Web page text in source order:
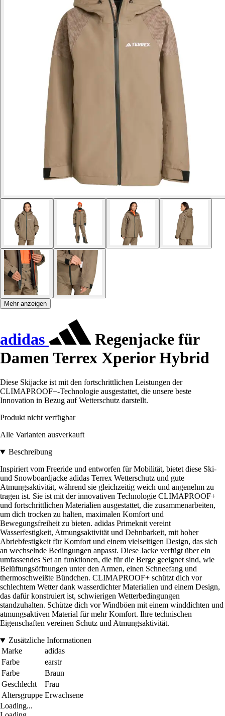
Mehr anzeigen
adidas
Regenjacke für
Damen Terrex Xperior Hybrid
Diese Skijacke ist mit den fortschrittlichen Leistungen der
CLIMAPROOF+-Technologie ausgestattet, die unsere beste
Innovation in Bezug auf Wetterschutz darstellt.
Produkt nicht verfügbar
Alle Varianten ausverkauft
Beschreibung
Inspiriert vom Freeride und entworfen für Mobilität, bietet diese Ski-
und Snowboardjacke adidas Terrex Wetterschutz und gute
Atmungsaktivität, während sie gleichzeitig weich und angenehm zu
tragen ist. Sie ist mit der innovativen Technologie CLIMAPROOF+
und fortschrittlichen Materialien ausgestattet, die zusammenarbeiten,
um dich trocken zu halten, maximalen Komfort und
Bewegungsfreiheit zu bieten. adidas Primeknit vereint
Wasserfestigkeit, Atmungsaktivität und Dehnbarkeit, mit hoher
Abriebfestigkeit für Komfort und einem vielseitigen Design, das sich
an wechselnde Bedingungen anpasst. Diese Jacke verfügt über ein
umfassendes Set an funktionen, die für die Berge geeignet sind, wie
Belüftungsöffnungen unter den Armen, einen Schneefang und
thermoschweißte Bündchen. CLIMAPROOF+ schützt dich vor
schlechtem Wetter dank wasserdichter Materialien und einem Design,
das dafür konstruiert ist, schwierigen Wetterbedingungen
standzuhalten. Schütze dich vor Windböen mit einem winddichten und
atmungsaktiven Material für mehr Komfort. Ihre technischen
Eigenschaften vereinen Schutz und Atmungsaktivität.
Zusätzliche Informationen
Marke
adidas
Farbe
earstr
Farbe
Braun
Geschlecht
Frau
Altersgruppe Erwachsene
Loading...